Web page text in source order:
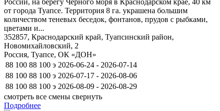
от города Туапсе. Территория 8 га. украшена большим
количеством теневых беседок, фонтанов, прудов с рыбками,
цветами и...
352857, Краснодарский край, Туапсинский район,
Новомихайловский, 2
Россия, Туапсе, ОК «ДОН»
88 100 88 100 э 2026-06-24 - 2026-07-14
88 100 88 100 э 2026-07-17 - 2026-08-06
88 100 88 100 э 2026-08-09 - 2026-08-29
смотреть все смены свернуть
Подробнее